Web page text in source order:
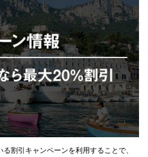
割引キャンペーンを利用することで、